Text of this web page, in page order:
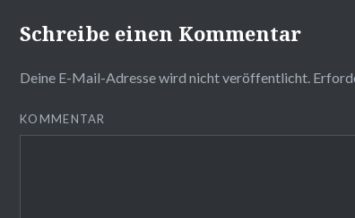
Schreibe einen Kommentar
Deine E-Mail-Adresse wird nicht veröffentlicht.
KOMMENTAR